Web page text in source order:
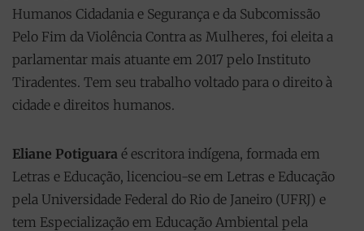
Humanos Cidadania e Segurança e da Subcomissão
Pelo Fim da Violência Contra as Mulheres, foi eleita a
parlamentar mais atuante em 2017 pelo Instituto
Tiradentes. Tem seu trabalho voltado para o direito à
cidade e direitos humanos.
Eliane Potiguara é escritora indígena, formada em
Letras e Educação, licenciou-se em Letras e Educação
pela Universidade Federal do Rio de Janeiro (UFRJ) e
tem Especialização em Educação Ambiental pela